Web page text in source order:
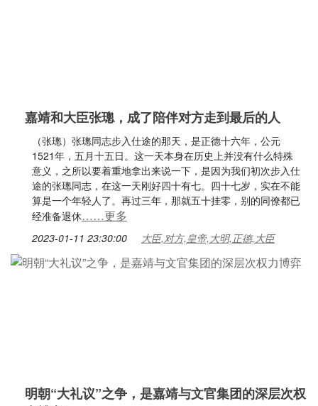
嘉靖和大臣张璁，成了陪伴对方走到最后的人
（张璁）张璁同志步入仕途的那天，是正德十六年，公元
1521年，五月十五日。这一天本身在历史上并没有什么特殊
意义，之所以要着重地拿出来说一下，是因为我们初次步入仕
途的张璁同志，在这一天刚好四十有七。四十七岁，实在不能
算是一个年轻人了。再过三年，那就五十挂零，别的同僚都已
经准备退休……更多
2023-01-11 23:30:00 大臣,对方,皇帝,大明,正德,大臣
明朝“大礼议”之争，是嘉靖与文官集团的深层次权